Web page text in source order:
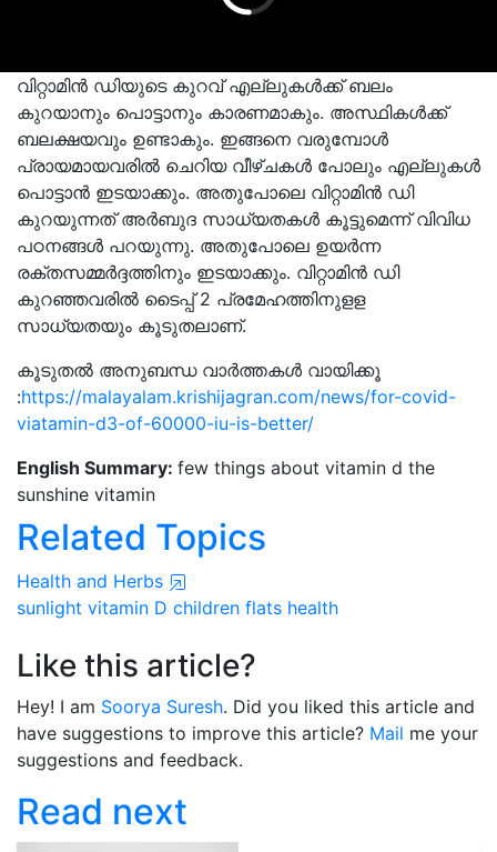
വിറ്റാമിന്‍ ഡിയുടെ കുറവ് എല്ലുകള്‍ക്ക് ബലം
കുറയാനും പൊട്ടാനും കാരണമാകും. അസ്ഥികള്‍ക്ക്
ബലക്ഷയവും ഉണ്ടാകും. ഇങ്ങനെ വരുമ്പോള്‍
പ്രായമായവരില്‍ ചെറിയ വീഴ്ചകള്‍ പോലും എല്ലുകള്‍
പൊട്ടാന്‍ ഇടയാക്കും. അതുപോലെ വിറ്റാമിന്‍ ഡി
കുറയുന്നത് അര്‍ബുദ സാധ്യതകള്‍ കൂട്ടുമെന്ന് വിവിധ
പഠനങ്ങള്‍ പറയുന്നു. അതുപോലെ ഉയര്‍ന്ന
രക്തസമ്മര്‍ദ്ദത്തിനും ഇടയാക്കും. വിറ്റാമിന്‍ ഡി
കുറഞ്ഞവരില്‍ ടൈപ്പ് 2 പ്രമേഹത്തിനുളള
സാധ്യതയും കൂടുതലാണ്.
കൂടുതല്‍ അനുബന്ധ വാര്‍ത്തകള്‍ വായിക്കൂ
:https://malayalam.krishijagran.com/news/for-covid-
viatamin-d3-of-60000-iu-is-better/
English Summary: few things about vitamin d the
sunshine vitamin
Related Topics
Health and Herbs
sunlight vitamin D children flats health
Like this article?
Hey! I am Soorya Suresh. Did you liked this article and
have suggestions to improve this article? Mail me your
suggestions and feedback.
Read next